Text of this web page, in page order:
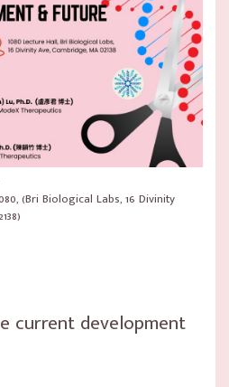
(Bri Biological Labs, 16 Divinity
current development